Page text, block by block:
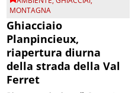
MONTAGNA
Ghiacciaio
Planpincieux,
riapertura diurna
della strada della Val
Ferret